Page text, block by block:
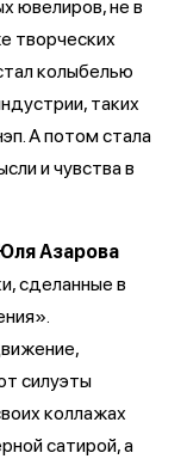
ювелиров, не в
творческих
колыбелью
таких
А потом стала
и чувства в
Азарова
сделанные в
силуэты
коллажах
сатирой, а